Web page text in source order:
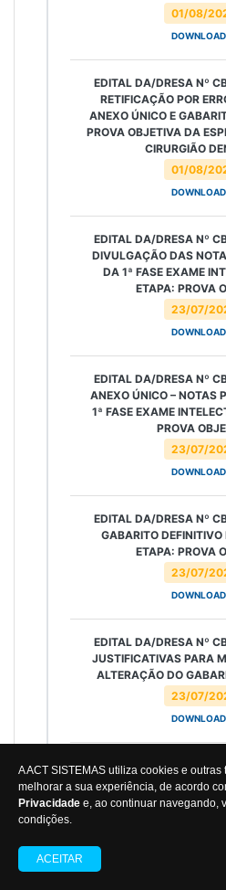
A ACT SISTEMAS utiliza cookies e
melhorar a sua experiência, de acordo
Privacidade e, ao continuar navegando,
condições.
ACEITAR
01/08/
DOWNLOAD
01/08/
EDITAL DA/DRESA Nº
RETIFICAÇÃO POR
ANEXO ÚNICO E
PROVA OBJETIVA DA
CIRURGIÃO
DOWNLOAD
23/07/
EDITAL DA/DRESA Nº
DIVULGAÇÃO DAS
DA 1ª FASE EXAME
ETAPA: PROVA
DOWNLOAD
23/07/
EDITAL DA/DRESA Nº
ANEXO ÚNICO – NOTAS
1ª FASE EXAME
PROVA
DOWNLOAD
23/07/
EDITAL DA/DRESA Nº
GABARITO DEFINITIVO
ETAPA: PROVA
DOWNLOAD
23/07/
EDITAL DA/DRESA Nº
JUSTIFICATIVAS PARA
ALTERAÇÃO DO
DOWNLOAD
EDITAL DA/DRESA Nº
RETIFICAÇÃO DO
INAPTIDÃO NO